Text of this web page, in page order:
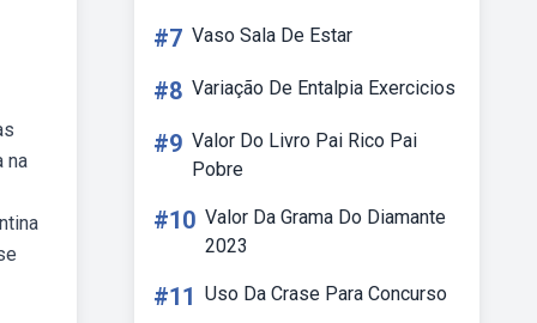
na
#7 Vaso Sala De Estar
#8 Variação De Entalpia Exercicios
#9 Valor Do Livro Pai Rico Pai
Pobre
#10 Valor Da Grama Do Diamante
2023
#11 Uso Da Crase Para Concurso